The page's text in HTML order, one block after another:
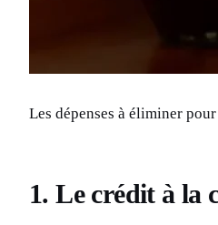
Les dépenses à éliminer
1. Le crédit à la